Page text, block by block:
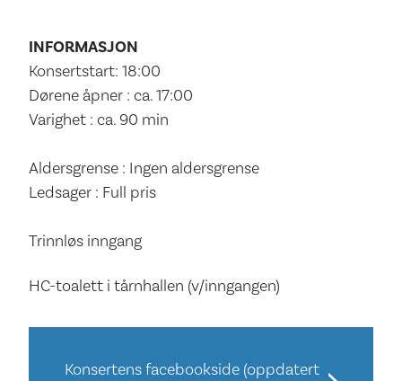
INFORMASJON
Konsertstart: 18:00
Dørene åpner : ca. 17:00
Varighet : ca. 90 min
Aldersgrense : Ingen aldersgrense
Ledsager : Full pris
Trinnløs inngang
HC-toalett i tårnhallen (v/inngangen)
Konsertens facebookside (oppdatert